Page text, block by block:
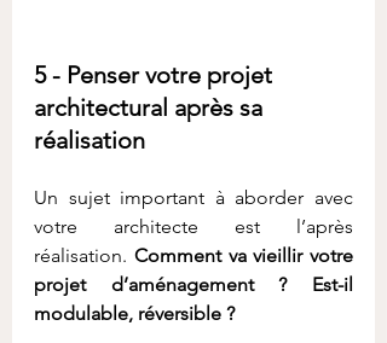
5 - Penser votre projet
architectural après sa
réalisation
Un sujet important à aborder avec
votre architecte est l’après
réalisation. Comment va vieillir votre
projet d’aménagement ? Est-il
modulable, réversible ?